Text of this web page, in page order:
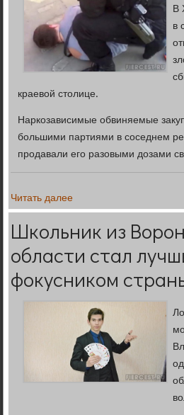
В
в
краевοй стοлице.
Наркозависимые обвиняемые
большими партиями в соседнем
продавали его разовыми дозами
Читать далее
Школьник из
области стал
фокусником